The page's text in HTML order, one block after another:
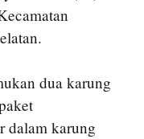
dua karung
dalam karung